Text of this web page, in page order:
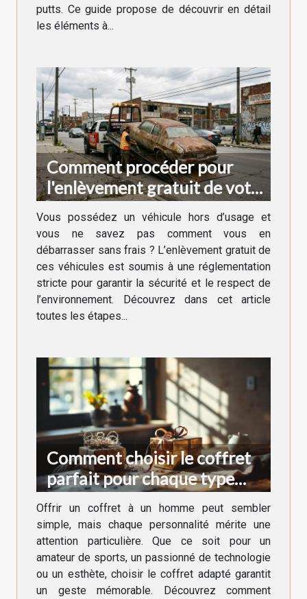
putts. Ce guide propose de découvrir en détail
les éléments à...
Comment procéder pour
l'enlèvement gratuit de votre
véhicule hors d'usage ?
Vous possédez un véhicule hors d’usage et
vous ne savez pas comment vous en
débarrasser sans frais ? L’enlèvement gratuit de
ces véhicules est soumis à une réglementation
stricte pour garantir la sécurité et le respect de
l’environnement. Découvrez dans cet article
toutes les étapes...
Comment choisir le coffret
parfait pour chaque type
d'homme ?
Offrir un coffret à un homme peut sembler
simple, mais chaque personnalité mérite une
attention particulière. Que ce soit pour un
amateur de sports, un passionné de technologie
ou un esthète, choisir le coffret adapté garantit
un geste mémorable. Découvrez comment